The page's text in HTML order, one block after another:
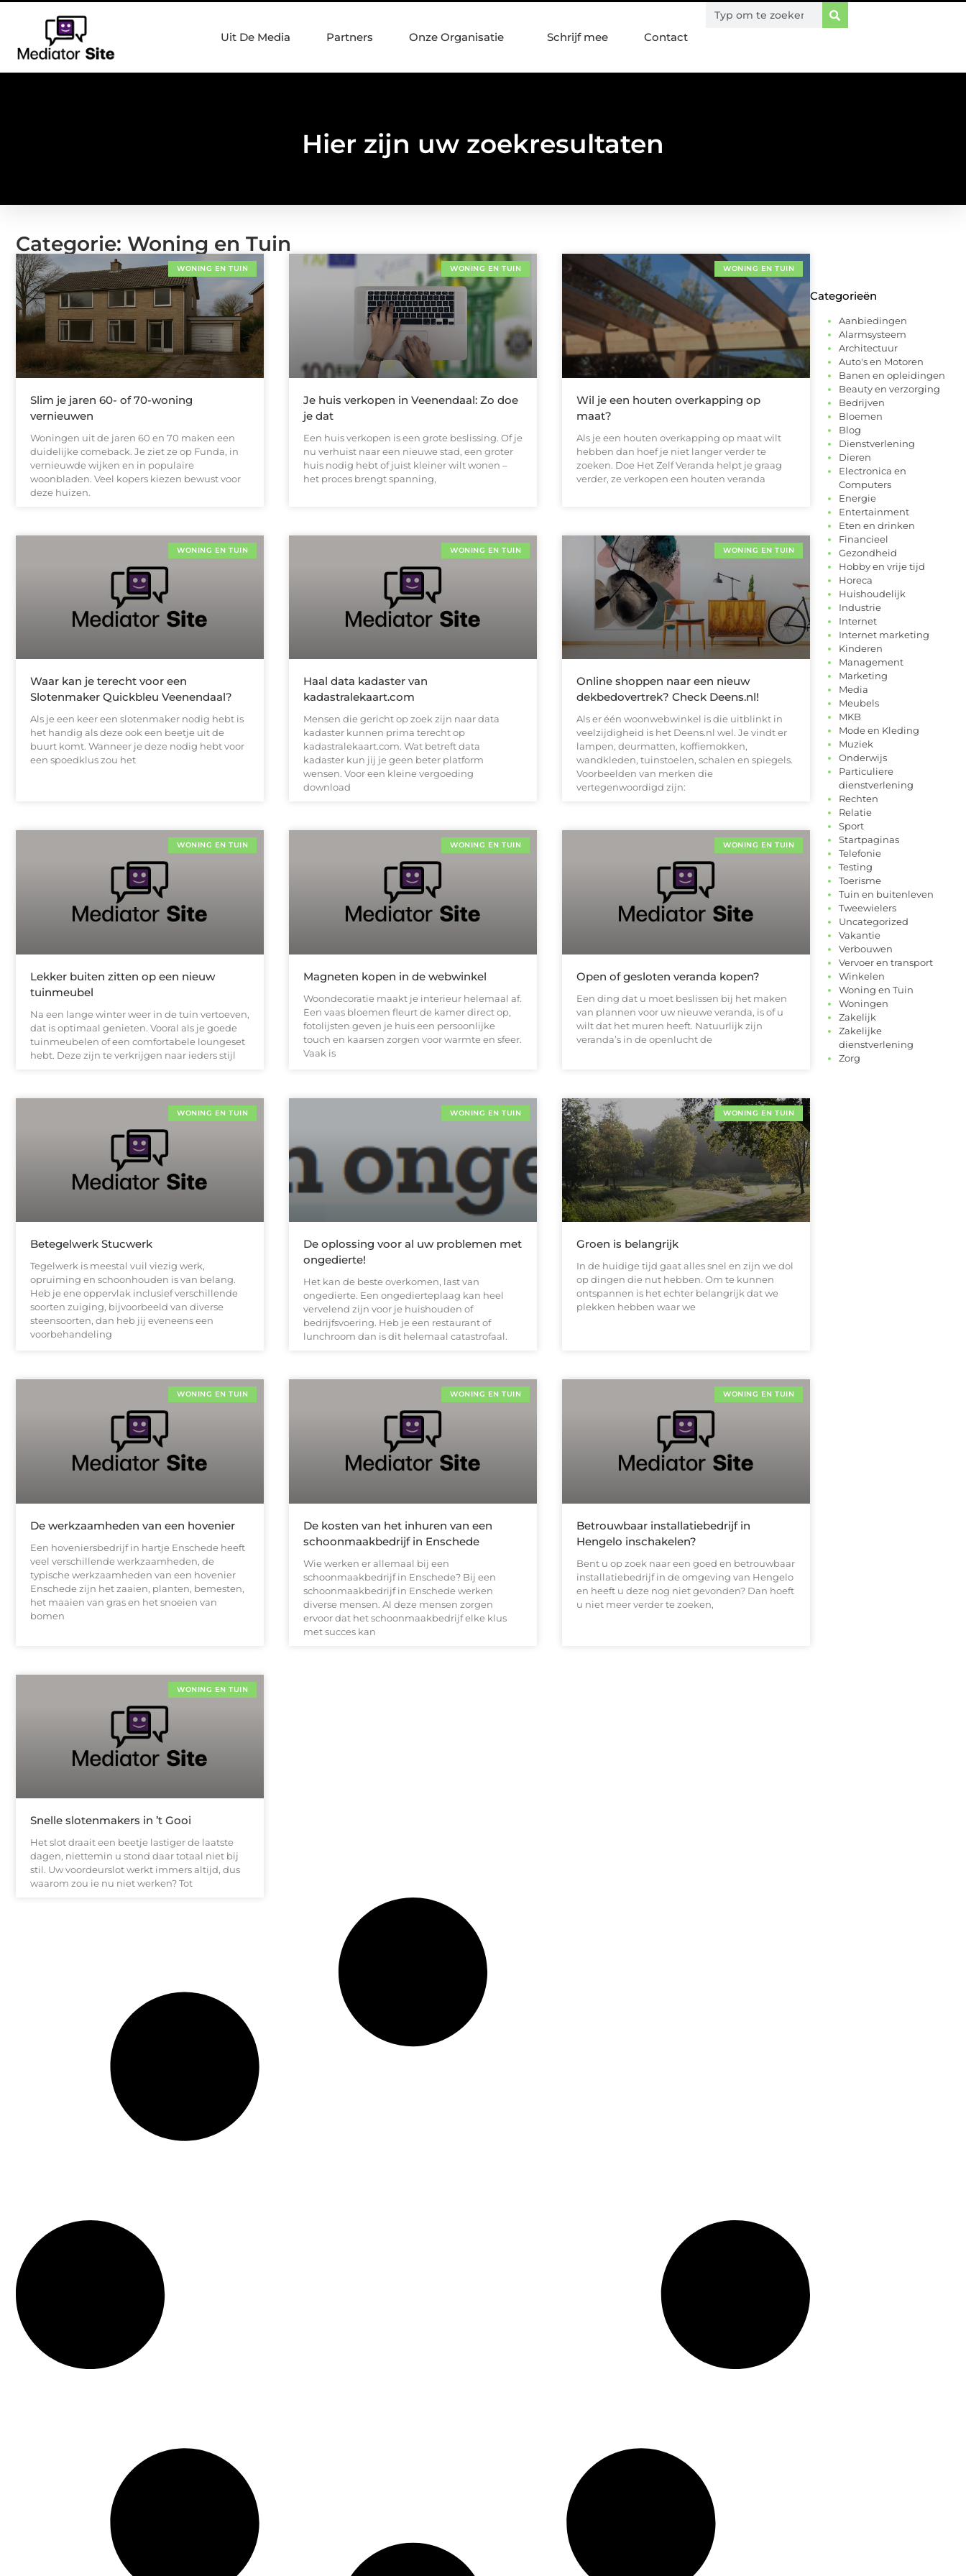
Uit De Media Partners Onze Organisatie Schrijf mee Contact
Hier zijn uw zoekresultaten
Categorie: Woning en Tuin
WONING EN TUIN
Slim je jaren 60- of 70-woning
vernieuwen
Woningen uit de jaren 60 en 70 maken een
duidelijke comeback. Je ziet ze op Funda, in
vernieuwde wijken en in populaire
woonbladen. Veel kopers kiezen bewust voor
deze huizen.
WONING EN TUIN
Je huis verkopen in Veenendaal: Zo doe
je dat
Een huis verkopen is een grote beslissing. Of je
nu verhuist naar een nieuwe stad, een groter
huis nodig hebt of juist kleiner wilt wonen –
het proces brengt spanning,
WONING EN TUIN
Wil je een houten overkapping op
maat?
Als je een houten overkapping op maat wilt
hebben dan hoef je niet langer verder te
zoeken. Doe Het Zelf Veranda helpt je graag
verder, ze verkopen een houten veranda
WONING EN TUIN
Waar kan je terecht voor een
Slotenmaker Quickbleu Veenendaal?
Als je een keer een slotenmaker nodig hebt is
het handig als deze ook een beetje uit de
buurt komt. Wanneer je deze nodig hebt voor
een spoedklus zou het
WONING EN TUIN
Haal data kadaster van
kadastralekaart.com
Mensen die gericht op zoek zijn naar data
kadaster kunnen prima terecht op
kadastralekaart.com. Wat betreft data
kadaster kun jij je geen beter platform
wensen. Voor een kleine vergoeding
download
WONING EN TUIN
Online shoppen naar een nieuw
dekbedovertrek? Check Deens.nl!
Als er één woonwebwinkel is die uitblinkt in
veelzijdigheid is het Deens.nl wel. Je vindt er
lampen, deurmatten, koffiemokken,
wandkleden, tuinstoelen, schalen en spiegels.
Voorbeelden van merken die
vertegenwoordigd zijn:
WONING EN TUIN
Lekker buiten zitten op een nieuw
tuinmeubel
Na een lange winter weer in de tuin vertoeven,
dat is optimaal genieten. Vooral als je goede
tuinmeubelen of een comfortabele loungeset
hebt. Deze zijn te verkrijgen naar ieders stijl
WONING EN TUIN
Magneten kopen in de webwinkel
Woondecoratie maakt je interieur helemaal af.
Een vaas bloemen fleurt de kamer direct op,
fotolijsten geven je huis een persoonlijke
touch en kaarsen zorgen voor warmte en sfeer.
Vaak is
WONING EN TUIN
Open of gesloten veranda kopen?
Een ding dat u moet beslissen bij het maken
van plannen voor uw nieuwe veranda, is of u
wilt dat het muren heeft. Natuurlijk zijn
veranda’s in de openlucht de
WONING EN TUIN
Betegelwerk Stucwerk
Tegelwerk is meestal vuil viezig werk,
opruiming en schoonhouden is van belang.
Heb je ene oppervlak inclusief verschillende
soorten zuiging, bijvoorbeeld van diverse
steensoorten, dan heb jij eveneens een
voorbehandeling
WONING EN TUIN
De oplossing voor al uw problemen met
ongedierte!
Het kan de beste overkomen, last van
ongedierte. Een ongedierteplaag kan heel
vervelend zijn voor je huishouden of
bedrijfsvoering. Heb je een restaurant of
lunchroom dan is dit helemaal catastrofaal.
WONING EN TUIN
Groen is belangrijk
In de huidige tijd gaat alles snel en zijn we dol
op dingen die nut hebben. Om te kunnen
ontspannen is het echter belangrijk dat we
plekken hebben waar we
WONING EN TUIN
De werkzaamheden van een hovenier
Een hoveniersbedrijf in hartje Enschede heeft
veel verschillende werkzaamheden, de
typische werkzaamheden van een hovenier
Enschede zijn het zaaien, planten, bemesten,
het maaien van gras en het snoeien van
bomen
WONING EN TUIN
De kosten van het inhuren van een
schoonmaakbedrijf in Enschede
Wie werken er allemaal bij een
schoonmaakbedrijf in Enschede? Bij een
schoonmaakbedrijf in Enschede werken
diverse mensen. Al deze mensen zorgen
ervoor dat het schoonmaakbedrijf elke klus
met succes kan
WONING EN TUIN
Betrouwbaar installatiebedrijf in
Hengelo inschakelen?
Bent u op zoek naar een goed en betrouwbaar
installatiebedrijf in de omgeving van Hengelo
en heeft u deze nog niet gevonden? Dan hoeft
u niet meer verder te zoeken,
WONING EN TUIN
Snelle slotenmakers in ’t Gooi
Het slot draait een beetje lastiger de laatste
dagen, niettemin u stond daar totaal niet bij
stil. Uw voordeurslot werkt immers altijd, dus
waarom zou ie nu niet werken? Tot
Categorieën
Aanbiedingen
Alarmsysteem
Architectuur
Auto's en Motoren
Banen en opleidingen
Beauty en verzorging
Bedrijven
Bloemen
Blog
Dienstverlening
Dieren
Electronica en
Computers
Energie
Entertainment
Eten en drinken
Financieel
Gezondheid
Hobby en vrije tijd
Horeca
Huishoudelijk
Industrie
Internet
Internet marketing
Kinderen
Management
Marketing
Media
Meubels
MKB
Mode en Kleding
Muziek
Onderwijs
Particuliere
dienstverlening
Rechten
Relatie
Sport
Startpaginas
Telefonie
Testing
Toerisme
Tuin en buitenleven
Tweewielers
Uncategorized
Vakantie
Verbouwen
Vervoer en transport
Winkelen
Woning en Tuin
Woningen
Zakelijk
Zakelijke
dienstverlening
Zorg